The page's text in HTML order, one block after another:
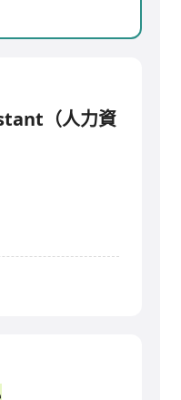
（人力資